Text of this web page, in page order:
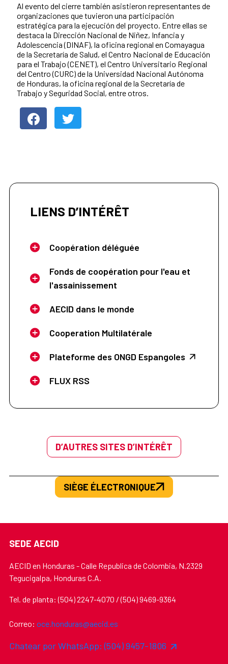
Al evento del cierre también asistieron representantes de
organizaciones que tuvieron una participación
estratégica para la ejecución del proyecto. Entre ellas se
destaca la Dirección Nacional de Niñez, Infancia y
Adolescencia (DINAF), la oficina regional en Comayagua
de la Secretaría de Salud, el Centro Nacional de Educación
para el Trabajo (CENET), el Centro Universitario Regional
del Centro (CURC) de la Universidad Nacional Autónoma
de Honduras, la oficina regional de la Secretaría de
Trabajo y Seguridad Social, entre otros.
LIENS D’INTÉRÊT
Coopération déléguée
Fonds de coopération pour l'eau et
l'assainissement
AECID dans le monde
Cooperation Multilatérale
Plateforme des ONGD Espangoles
FLUX RSS
D’AUTRES SITES D’INTÉRÊT
SIÈGE ÉLECTRONIQUE
SEDE AECID
AECID en Honduras - Calle Republica de Colombia, N.2329
Tegucigalpa, Honduras C.A.
Tel. de planta: (504) 2247-4070 / (504) 9469-9364
Correo: oce.honduras@aecid.es
Chatear por WhatsApp: (504) 9457-1806